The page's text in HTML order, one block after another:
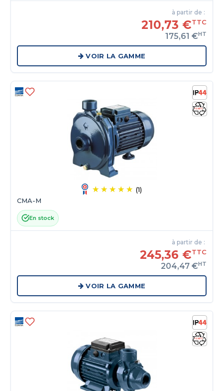
à partir de :
210,73 €TTC
175,61 €HT
VOIR LA GAMME
(1)
CMA-M
En stock
à partir de :
245,36 €TTC
204,47 €HT
VOIR LA GAMME